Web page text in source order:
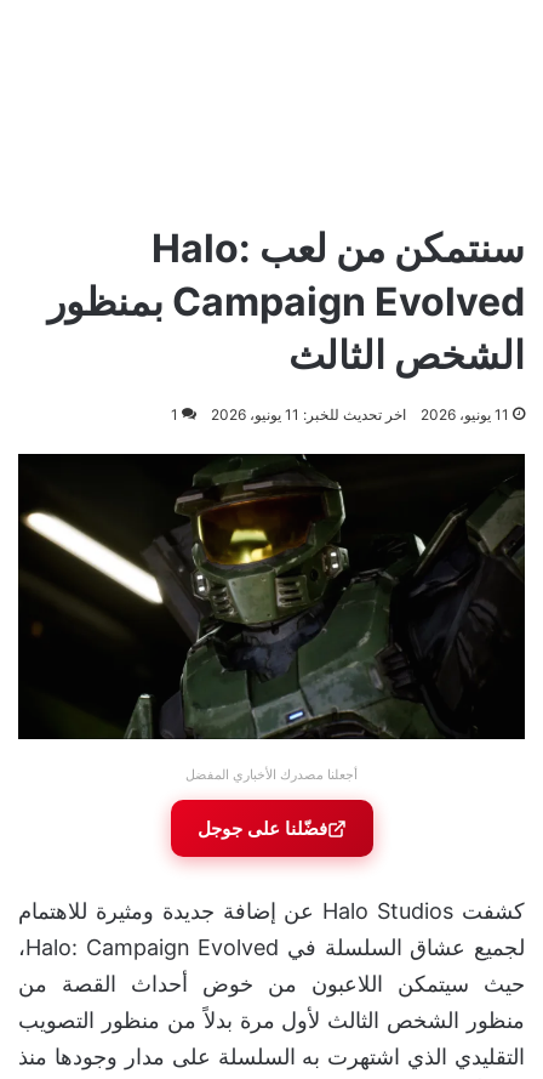
سنتمكن من لعب Halo:
Campaign Evolved بمنظور
الشخص الثالث
11 يونيو، 2026 اخر تحديث للخبر: 11 يونيو، 2026 1
أجعلنا مصدرك الأخباري المفضل
فضّلنا على جوجل
كشفت Halo Studios عن إضافة جديدة ومثيرة للاهتمام
لجميع عشاق السلسلة في Halo: Campaign Evolved،
حيث سيتمكن اللاعبون من خوض أحداث القصة من
منظور الشخص الثالث لأول مرة بدلاً من منظور التصويب
التقليدي الذي اشتهرت به السلسلة على مدار وجودها منذ